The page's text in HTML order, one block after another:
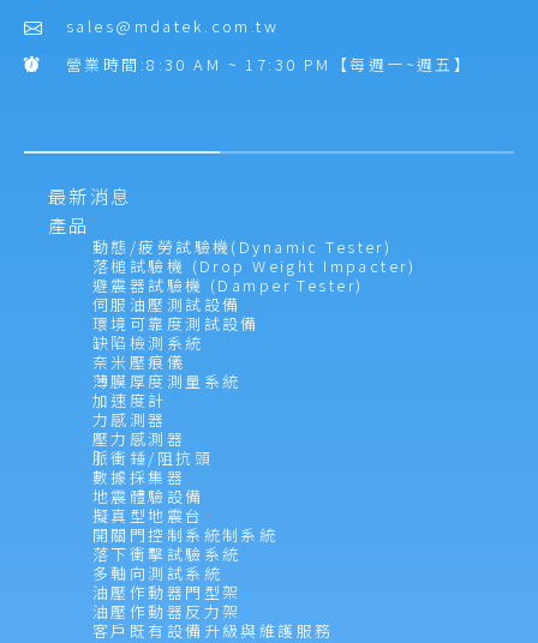
聯絡方式
n
聯絡人：陳小姐
sales@mdatek.com.tw
營業時間:8:30 AM ~ 17:30 PM【每週一~週五】
最新消息
產品
動態/疲勞試驗機(Dynamic Tester)
落槌試驗機 (Drop Weight Impacter)
避震器試驗機 (Damper Tester)
伺服油壓測試設備
環境可靠度測試設備
缺陷檢測系統
奈米壓痕儀
薄膜厚度測量系統
加速度計
力感測器
壓力感測器
脈衝錘/阻抗頭
數據採集器
地震體驗設備
擬真型地震台
開關門控制系統制系統
落下衝擊試驗系統
多軸向測試系統
油壓作動器門型架
油壓作動器反力架
客戶既有設備升級與維護服務